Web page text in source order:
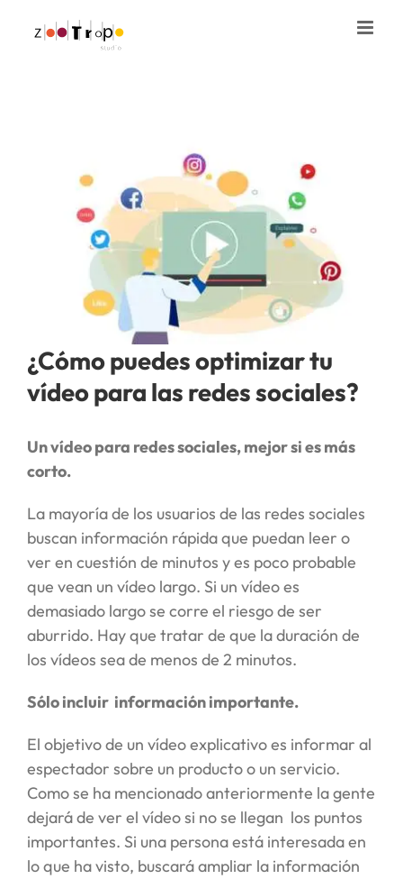
¿Cómo puedes optimizar tu
vídeo para las redes sociales?
Un vídeo para redes sociales, mejor si es más
corto.
La mayoría de los usuarios de las redes sociales
buscan información rápida que puedan leer o
ver en cuestión de minutos y es poco probable
que vean un vídeo largo. Si un vídeo es
demasiado largo se corre el riesgo de ser
aburrido. Hay que tratar de que la duración de
los vídeos sea de menos de 2 minutos.
Sólo incluir información importante.
El objetivo de un vídeo explicativo es informar al
espectador sobre un producto o un servicio.
Como se ha mencionado anteriormente la gente
dejará de ver el vídeo si no se llegan los puntos
importantes. Si una persona está interesada en
lo que ha visto, buscará ampliar la información